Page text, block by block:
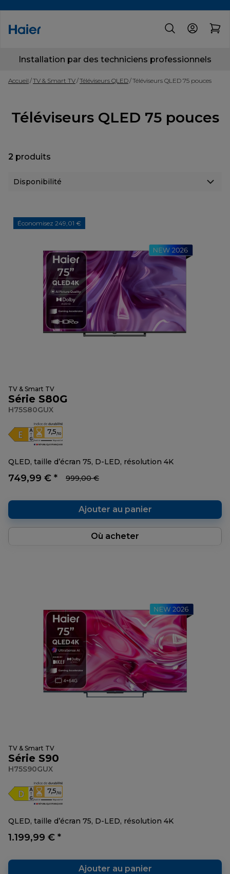
Installation par des techniciens professionnels
Accueil TV & Smart TV Téléviseurs QLED Téléviseurs QLED 75 pouces
Téléviseurs QLED 75 pouces
2 produits
Économisez 249,01 €
TV & Smart TV
Série S80G
H75S80GUX
7,5/10
QLED, taille d’écran 75, D-LED, résolution 4K
749,99 € * 999,00 €
Ajouter au panier
Où acheter
TV & Smart TV
Série S90
H75S90GUX
7,5/10
QLED, taille d’écran 75, D-LED, résolution 4K
1.199,99 € *
Ajouter au panier